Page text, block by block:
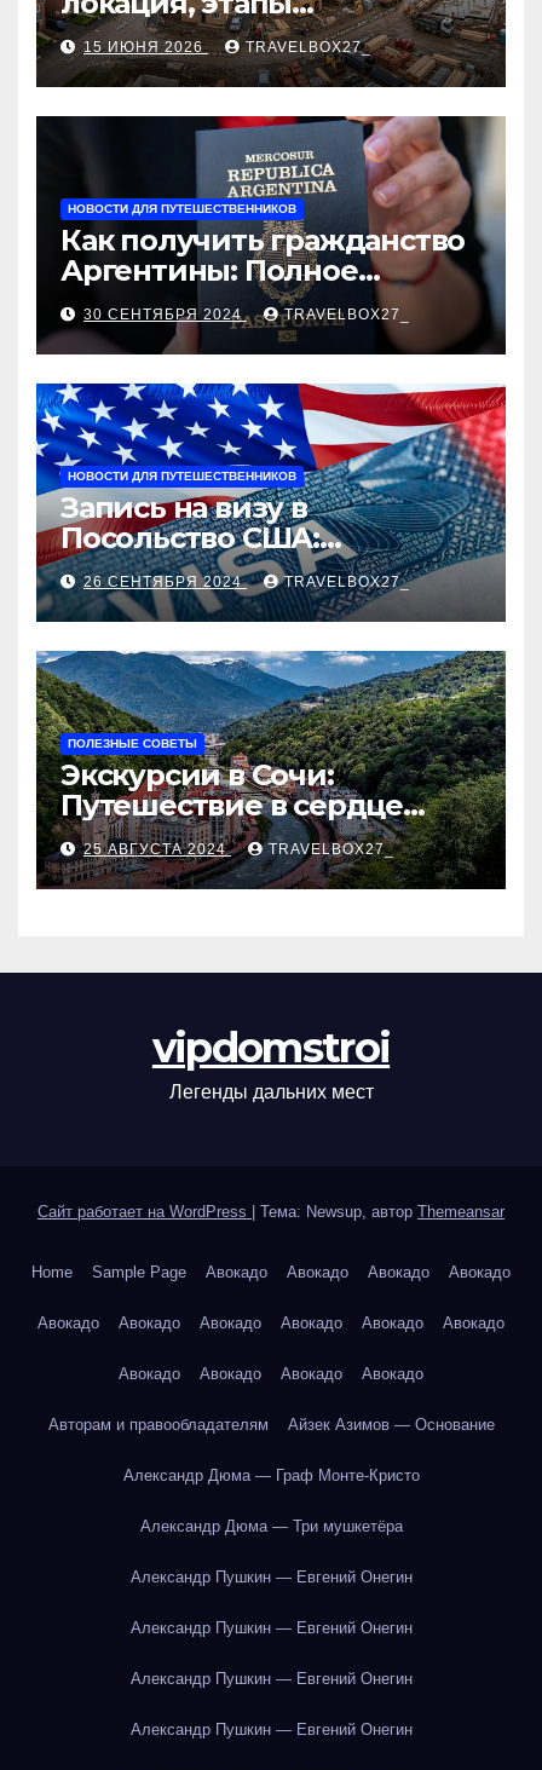
строительства, проверка
застройщика, сценарии
оформления сделки и
рыночные ориентиры
15 ИЮНЯ 2026 TRAVELBOX27_
НОВОСТИ ДЛЯ ПУТЕШЕСТВЕННИКОВ
Как получить гражданство
Аргентины: Полное
руководство
30 СЕНТЯБРЯ 2024 TRAVELBOX27_
НОВОСТИ ДЛЯ ПУТЕШЕСТВЕННИКОВ
Запись на визу в
Посольство США:
Пошаговое руководство
26 СЕНТЯБРЯ 2024 TRAVELBOX27_
ПОЛЕЗНЫЕ СОВЕТЫ
Экскурсии в Сочи:
Путешествие в сердце
Черноморского курорта
25 АВГУСТА 2024 TRAVELBOX27_
vipdomstroi
Легенды дальних мест
Сайт работает на WordPress Тема: Newsup, автор Themeansar
Home Sample Page Авокадо Авокадо Авокадо Авокадо
Авокадо Авокадо Авокадо Авокадо Авокадо Авокадо
Авокадо Авокадо Авокадо Авокадо
Авторам и правообладателям Айзек Азимов — Основание
Александр Дюма — Граф Монте-Кристо
Александр Дюма — Три мушкетёра
Александр Пушкин — Евгений Онегин
Александр Пушкин — Евгений Онегин
Александр Пушкин — Евгений Онегин
Александр Пушкин — Евгений Онегин